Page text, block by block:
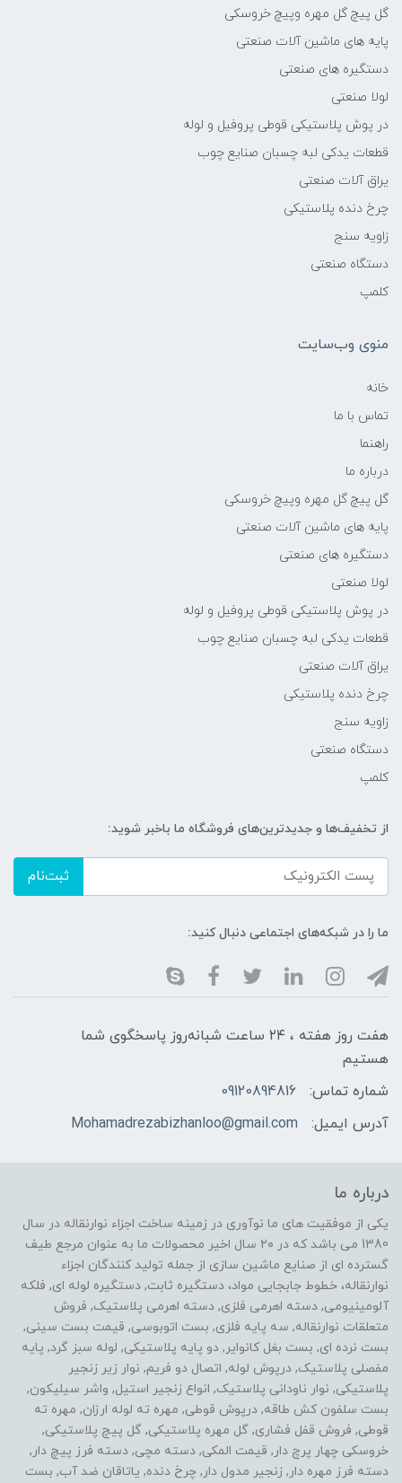
گل پیچ گل مهره وپیچ خروسکی
پایه های ماشین آلات صنعتی
دستگیره های صنعتی
لولا صنعتی
در پوش پلاستیکی قوطی پروفیل و لوله
قطعات یدکی لبه چسبان صنایع چوب
یراق آلات صنعتی
چرخ دنده پلاستیکی
زاویه سنج
دستگاه صنعتی
کلمپ
منوی وب‌سایت
خانه
تماس با ما
راهنما
درباره ما
گل پیچ گل مهره وپیچ خروسکی
پایه های ماشین آلات صنعتی
دستگیره های صنعتی
لولا صنعتی
در پوش پلاستیکی قوطی پروفیل و لوله
قطعات یدکی لبه چسبان صنایع چوب
یراق آلات صنعتی
چرخ دنده پلاستیکی
زاویه سنج
دستگاه صنعتی
کلمپ
از تخفیف‌ها و جدیدترین‌های فروشگاه ما باخبر شوید:
ثبت‌نام
ما را در شبکه‌های اجتماعی دنبال کنید:
هفت روز هفته ، ۲۴ ساعت شبانه‌روز پاسخگوی شما
هستیم
شماره تماس:
09120894816
آدرس ایمیل:
Mohamadrezabizhanloo@gmail.com
درباره ما
یکی از موفقیت های ما نوآوری در زمینه ساخت اجزاء نوارنقاله در سال
1380 می باشد که در ۲۰ سال اخیر محصولات ما به عنوان مرجع طیف
گسترده ای از صنایع ماشین سازی از جمله تولید کنندگان اجزاء
نوارنقاله، خطوط جابجایی مواد، دستگیره ثابت, دستگیره لوله ای, فلکه
آلومینیومی, دسته اهرمی فلزی, دسته اهرمی پلاستیک, فروش
متعلقات نوارنقاله, سه پایه فلزی, بست اتوبوسی, قیمت بست سینی,
بست نرده ای, بست بغل کانوایر, دو پایه پلاستیکی, لوله سبز گرد, پایه
مفصلی پلاستیک, درپوش لوله, اتصال دو فریم, نوار زیر زنجیر
پلاستیکی, نوار ناودانی پلاستیک, انواع زنجیر استیل, واشر سیلیکون,
بست سلفون کش طاقه, درپوش قوطی, مهره ته لوله ارزان, مهره ته
قوطی, فروش قفل فشاری, گل مهره پلاستیکی, گل پیچ پلاستیکی,
خروسکی چهار پرچ دار, قیمت المکی, دسته مچی, دسته فرز پیچ دار,
دسته فرز مهره دار, زنجیر مدول دار, چرخ دنده, یاتاقان ضد آب, بست